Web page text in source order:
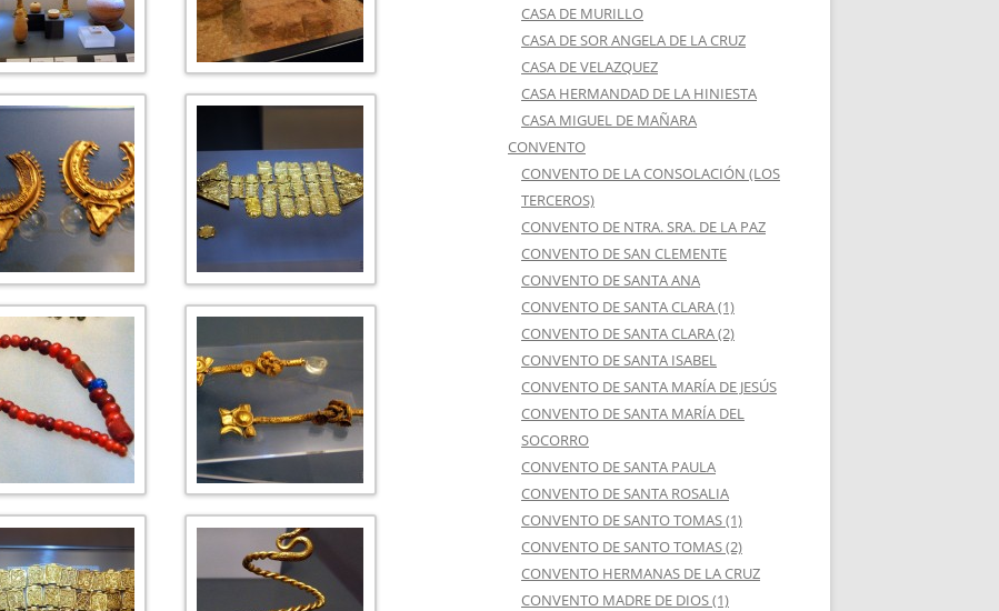
CASA DE MURILLO
CASA DE SOR ANGELA DE LA CRUZ
CASA DE VELAZQUEZ
CASA HERMANDAD DE LA HINIESTA
CASA MIGUEL DE MAÑARA
CONVENTO
CONVENTO DE LA CONSOLACIÓN (LOS
TERCEROS)
CONVENTO DE NTRA. SRA. DE LA PAZ
CONVENTO DE SAN CLEMENTE
CONVENTO DE SANTA ANA
CONVENTO DE SANTA CLARA (1)
CONVENTO DE SANTA CLARA (2)
CONVENTO DE SANTA ISABEL
CONVENTO DE SANTA MARÍA DE JESÚS
CONVENTO DE SANTA MARÍA DEL
SOCORRO
CONVENTO DE SANTA PAULA
CONVENTO DE SANTA ROSALIA
CONVENTO DE SANTO TOMAS (1)
CONVENTO DE SANTO TOMAS (2)
CONVENTO HERMANAS DE LA CRUZ
CONVENTO MADRE DE DIOS (1)